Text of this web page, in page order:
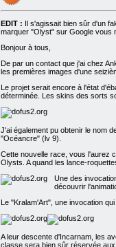
EDIT : Il s'agissait bien sûr d'un
marquer "Olyst" sur Google vous
Bonjour à tous,
De par un contact que j'ai chez
les premières images d'une
Le projet serait encore à l'état
déterminée. Les skins des sorts
J'ai également pu obtenir le nom
"Océancre" (lv 9).
Cette nouvelle race, vous l'aurez
Olysts. A quand les lance-
Une des
découvrir
Le "Kralam'Art", une invocation
A leur descente d'Incarnam, les
classe sera bien sûr réservée